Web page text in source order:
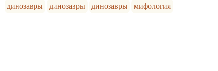
динозавры динозавры динозавры мифология